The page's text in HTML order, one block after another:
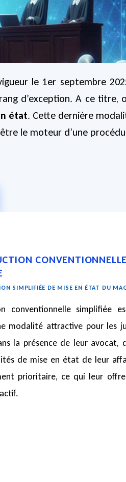
le 1er septembre
d’exception. A ce titre,
état. Cette dernière
le moteur d’une
SIMPLIFIÉE DE MISE EN ÉTAT DU
conventionnelle simplifiée
modalité attractive pour les
la présence de leur avocat,
de mise en état de leur
prioritaire, ce qui leur